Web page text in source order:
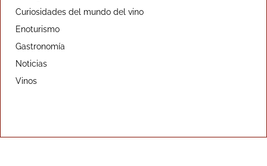
Curiosidades del mundo del vino
Enoturismo
Gastronomía
Noticias
Vinos